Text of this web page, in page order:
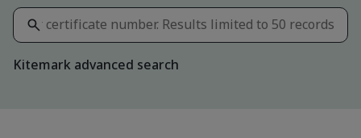
Kitemark advanced search